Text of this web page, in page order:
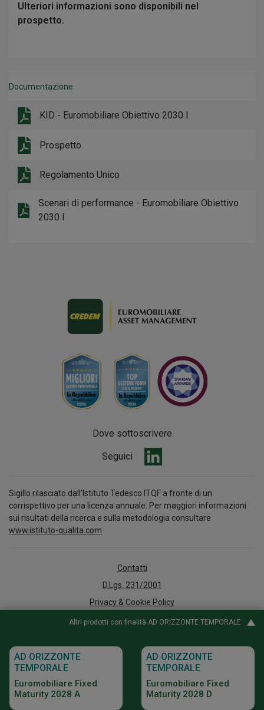
Ulteriori informazioni sono disponibili nel
prospetto.
Documentazione
KID - Euromobiliare Obiettivo 2030 I
Prospetto
Regolamento Unico
Scenari di performance - Euromobiliare Obiettivo
2030 I
Altri prodotti con finalità AD ORIZZONTE TEMPORALE
AD ORIZZONTE
TEMPORALE
Euromobiliare Fixed
Maturity 2028 A
AD ORIZZONTE
TEMPORALE
Euromobiliare Fixed
Maturity 2028 D
Dove sottoscrivere
Seguici
Sigillo rilasciato dall’Istituto Tedesco ITQF a fronte di un
corrispettivo per una licenza annuale. Per maggiori informazioni
sui risultati della ricerca e sulla metodologia consultare
www.istituto-qualita.com
Contatti
D.Lgs. 231/2001
Privacy & Cookie Policy
Arbitro per le Controversie Finanziarie
Whistleblowing
Policy e documenti informativi
Digital Agency